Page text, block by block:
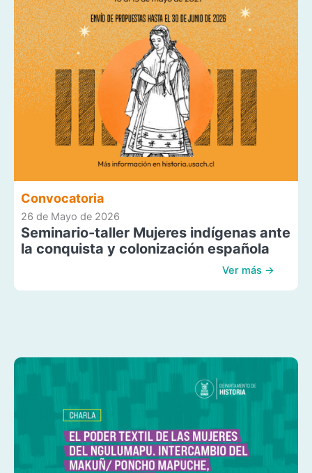
Convocatoria
26 de Mayo de 2026
Seminario-taller Mujeres indígenas ante
la conquista y colonización española
Ver más →